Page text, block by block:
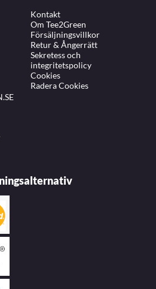
Kontakt
Om Tee2Green
Försäljningsvillkor
Retur & Ångerrätt
Sekretess och
integritetspolicy
Cookies
Radera Cookies